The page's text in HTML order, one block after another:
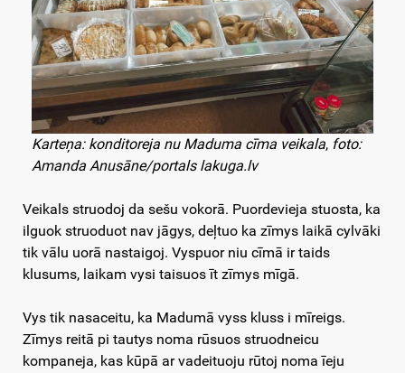
Karteņa: konditoreja nu Maduma cīma veikala, foto:
Amanda Anusāne/portals lakuga.lv
Veikals struodoj da sešu vokorā. Puordevieja stuosta, ka
ilguok struoduot nav jāgys, deļtuo ka zīmys laikā cylvāki
tik vālu uorā nastaigoj. Vyspuor niu cīmā ir taids
klusums, laikam vysi taisuos īt zīmys mīgā.
Vys tik nasaceitu, ka Madumā vyss kluss i mīreigs.
Zīmys reitā pi tautys noma rūsuos struodneicu
kompaneja, kas kūpā ar vadeituoju rūtoj noma īeju